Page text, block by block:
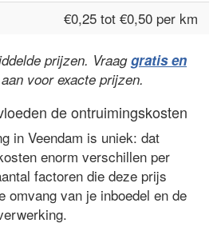
€0,25 tot €0,50 per km
prijzen. Vraaggratis en
voor exacte prijzen.
de ontruimingskosten
in Veendam is uniek: dat
enorm verschillen per
factoren die deze prijs
omvang van je inboedel en de